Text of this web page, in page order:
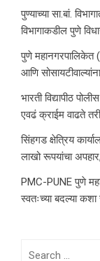
पुण्याच्या सा.बां.
विभागाकडील पुणे
पुणे महानगरपालिकेत
आणि
भारती विद्यापीठ
एवढं क्राईम वाढते
सिंहगड क्षेत्रिय
लाखो रूपयांचा
PMC-PUNE पुणे
स्वतःच्या बदल्या